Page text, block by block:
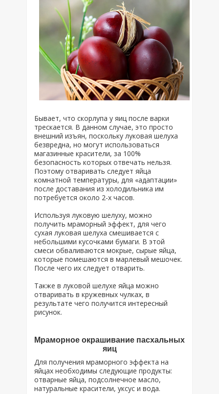
Бывает, что скорлупа у яиц после варки
трескается. В данном случае, это просто
внешний изъян, поскольку луковая шелуха
безвредна, но могут использоваться
магазинные красители, за 100%
безопасность которых отвечать нельзя.
Поэтому отваривать следует яйца
комнатной температуры, для «адаптации»
после доставания из холодильника им
потребуется около 2-х часов.
Используя луковую шелуху, можно
получить мраморный эффект, для чего
сухая луковая шелуха смешивается с
небольшими кусочками бумаги. В этой
смеси обваливаются мокрые, сырые яйца,
которые помешаются в марлевый мешочек.
После чего их следует отварить.
Также в луковой шелухе яйца можно
отваривать в кружевных чулках, в
результате чего получится интересный
рисунок.
Мраморное окрашивание пасхальных
яиц
Для получения мраморного эффекта на
яйцах необходимы следующие продукты:
отварные яйца, подсолнечное масло,
натуральные красители, уксус и вода.